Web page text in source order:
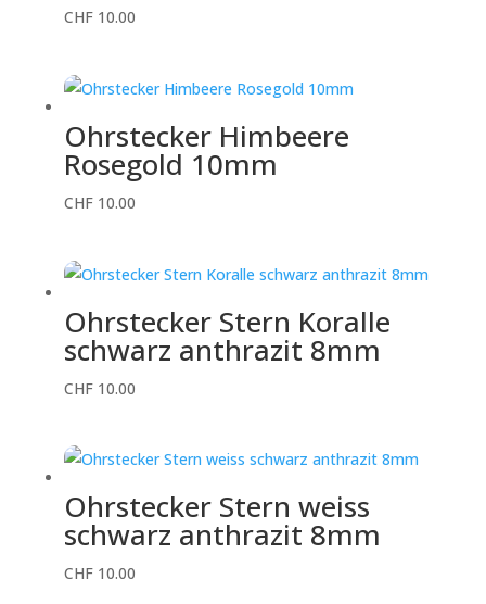
CHF10.00
Ohrstecker Himbeere
Rosegold 10mm
CHF10.00
Ohrstecker Stern Koralle
schwarz anthrazit 8mm
CHF10.00
Ohrstecker Stern weiss
schwarz anthrazit 8mm
CHF10.00